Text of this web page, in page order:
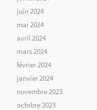
juin 2024
mai 2024
avril 2024
mars 2024
février 2024
janvier 2024
novembre 2023
octobre 2023